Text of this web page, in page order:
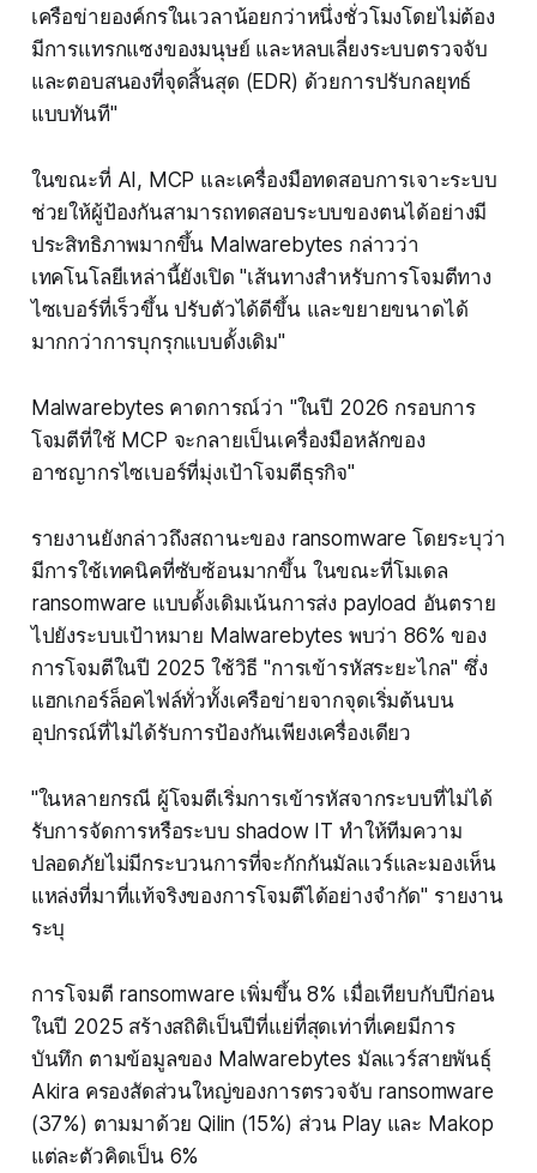
เครือข่ายองค์กรในเวลาน้อยกว่าหนึ่งชั่วโมงโดยไม่ต้อง
มีการแทรกแซงของมนุษย์ และหลบเลี่ยงระบบตรวจจับ
และตอบสนองที่จุดสิ้นสุด (EDR) ด้วยการปรับกลยุทธ์
แบบทันที"
ในขณะที่ AI, MCP และเครื่องมือทดสอบการเจาะระบบ
ช่วยให้ผู้ป้องกันสามารถทดสอบระบบของตนได้อย่างมี
ประสิทธิภาพมากขึ้น Malwarebytes กล่าวว่า
เทคโนโลยีเหล่านี้ยังเปิด "เส้นทางสำหรับการโจมตีทาง
ไซเบอร์ที่เร็วขึ้น ปรับตัวได้ดีขึ้น และขยายขนาดได้
มากกว่าการบุกรุกแบบดั้งเดิม"
Malwarebytes คาดการณ์ว่า "ในปี 2026 กรอบการ
โจมตีที่ใช้ MCP จะกลายเป็นเครื่องมือหลักของ
อาชญากรไซเบอร์ที่มุ่งเป้าโจมตีธุรกิจ"
รายงานยังกล่าวถึงสถานะของ ransomware โดยระบุว่า
มีการใช้เทคนิคที่ซับซ้อนมากขึ้น ในขณะที่โมเดล
ransomware แบบดั้งเดิมเน้นการส่ง payload อันตราย
ไปยังระบบเป้าหมาย Malwarebytes พบว่า 86% ของ
การโจมตีในปี 2025 ใช้วิธี "การเข้ารหัสระยะไกล" ซึ่ง
แฮกเกอร์ล็อคไฟล์ทั่วทั้งเครือข่ายจากจุดเริ่มต้นบน
อุปกรณ์ที่ไม่ได้รับการป้องกันเพียงเครื่องเดียว
"ในหลายกรณี ผู้โจมตีเริ่มการเข้ารหัสจากระบบที่ไม่ได้
รับการจัดการหรือระบบ shadow IT ทำให้ทีมความ
ปลอดภัยไม่มีกระบวนการที่จะกักกันมัลแวร์และมองเห็น
แหล่งที่มาที่แท้จริงของการโจมตีได้อย่างจำกัด" รายงาน
ระบุ
การโจมตี ransomware เพิ่มขึ้น 8% เมื่อเทียบกับปีก่อน
ในปี 2025 สร้างสถิติเป็นปีที่แย่ที่สุดเท่าที่เคยมีการ
บันทึก ตามข้อมูลของ Malwarebytes มัลแวร์สายพันธุ์
Akira ครองสัดส่วนใหญ่ของการตรวจจับ ransomware
(37%) ตามมาด้วย Qilin (15%) ส่วน Play และ Makop
แต่ละตัวคิดเป็น 6%